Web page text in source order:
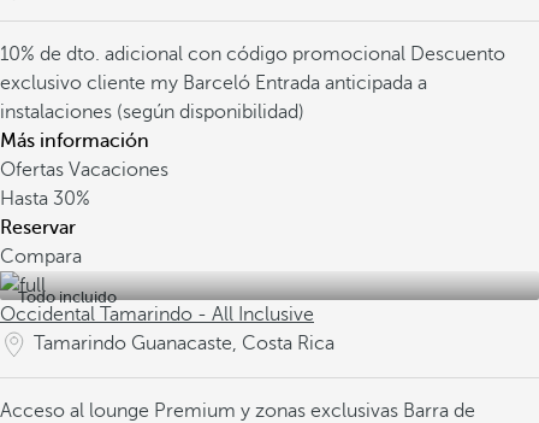
10% de dto. adicional con código promocional Descuento
exclusivo cliente my Barceló Entrada anticipada a
instalaciones (según disponibilidad)
Más información
Ofertas Vacaciones
Hasta 30%
Reservar
Compara
Todo incluido
Occidental Tamarindo - All Inclusive
Tamarindo Guanacaste, Costa Rica
Acceso al lounge Premium y zonas exclusivas Barra de